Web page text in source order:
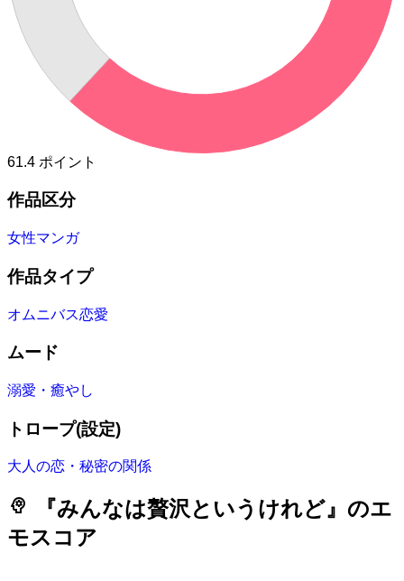
61.4 ポイント
作品区分
女性マンガ
作品タイプ
オムニバス恋愛
ムード
溺愛・癒やし
トロープ(設定)
大人の恋・秘密の関係
psychology
『みんなは贅沢というけれど』のエ
モスコア